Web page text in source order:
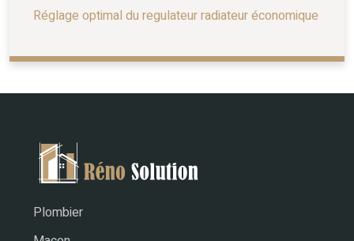
Réglage optimal du regulateur radiateur économique
Plombier